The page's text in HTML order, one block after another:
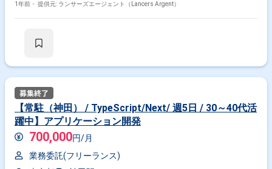
して生まれた社内システムが、多くの企業様の要望を受けてジョブカンシ
ル活動など品質の維持・向上に携わっていただきます。 【募集背景】 累
サーバーの運用、保守（パフォーマンス,セキュリティ対策など） ・各プ
ロダクトのシステム管理 ・インフラストラクチャの費用対効果最適化
【主な開発言語/環境等】 ・クラウド：AWS,GCP ・サーバOS：
Ubuntu,AmazonLinux ・コンテナオーケストレーション：Kubernetes,ECS
・構成管理：Ansible,Terraform ・監視ツール：Prometheus,Grafana ・
CI：CircleCI ・その他：Git,Slack 【これまでの取り組み（一部）】 ・マイ
クロサービス化への対応 ・Kubernetes,ECSを用いたサービスのコンテナ化
・無停止/自動復旧の仕組みを導入など 【その他】 勤務地：新宿駅徒歩3
1年前・ 提供元: ランサーズエージェント（Lancers Argent）
【常駐（神田） / TypeScript/Next/ 週5日 / 30～40代活
躍中】アプリケーション開発
700,000円/月
業務委託(フリーランス)
掛け合わせ条件で絞り込む
Kubernetes × SRE
特徴で絞り込む
Kubernetes × 在宅・リモート